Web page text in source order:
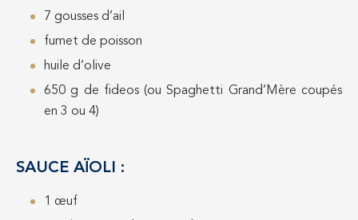
7 gousses d’ail
fumet de poisson
huile d’olive
650 g de fideos (ou Spaghetti Grand’Mère coupés
en 3 ou 4)
SAUCE AÏOLI :
1 œuf